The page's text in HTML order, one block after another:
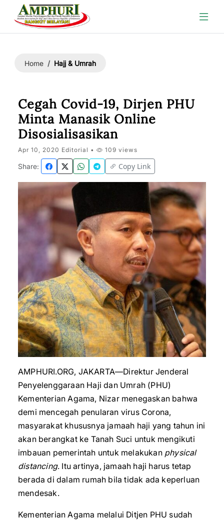
Home Hajj & Umrah
Cegah Covid-19, Dirjen PHU
Minta Manasik Online
Disosialisasikan
Apr 10, 2020 Editorial • 109 views
Share: Copy Link
AMPHURI.ORG, JAKARTA—Direktur Jenderal
Penyelenggaraan Haji dan Umrah (PHU)
Kementerian Agama, Nizar menegaskan bahwa
demi mencegah penularan virus Corona,
masyarakat khususnya jamaah haji yang tahun ini
akan berangkat ke Tanah Suci untuk mengikuti
imbauan pemerintah untuk melakukan physical
distancing. Itu artinya, jamaah haji harus tetap
berada di dalam rumah bila tidak ada keperluan
mendesak.
Kementerian Agama melalui Ditjen PHU sudah